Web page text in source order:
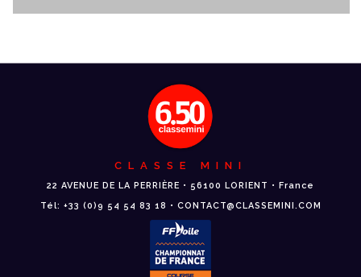
CLASSE MINI
22 AVENUE DE LA PERRIÈRE • 56100 LORIENT • France
Tél: +33 (0)9 54 54 83 18 • CONTACT@CLASSEMINI.COM